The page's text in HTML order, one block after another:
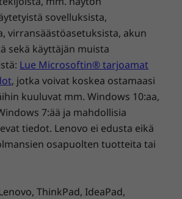
valaistuksessa.
sormenjälkilukijalla
-näppäimistö (1,5 mm:n näppäinväli)
yläkannessa (A)
sovelluksista,
virransäästöasetuksista, akun
sekä käyttäjän muista
Lue Microsoftin® tarjoamat
, jotka voivat koskea ostamaasi
kuuluvat mm. Windows 10:aa,
7:ää ja mahdollisia
tiedot. Lenovo ei edusta eikä
osapuolten tuotteita tai
ThinkPad, IdeaPad,